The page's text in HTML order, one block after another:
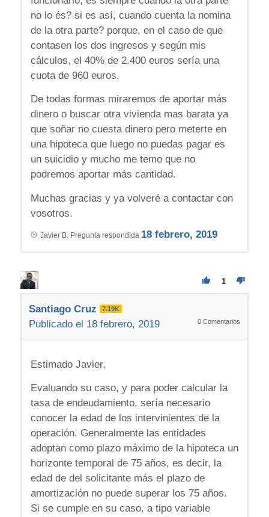
no lo és? si es así, cuando cuenta la nomina
de la otra parte? porque, en el caso de que
contasen los dos ingresos y según mis
cálculos, el 40% de 2.400 euros sería una
cuota de 960 euros.
De todas formas miraremos de aportar más
dinero o buscar otra vivienda mas barata ya
que soñar no cuesta dinero pero meterte en
una hipoteca que luego no puedas pagar es
un suicidio y mucho me temo que no
podremos aportar más cantidad.
Muchas gracias y ya volveré a contactar con
vosotros.
Javier B. Pregunta respondida 18 febrero, 2019
1
Santiago Cruz 7.19K
Publicado el 18 febrero, 2019 0 Comentarios
Estimado Javier,
Evaluando su caso, y para poder calcular la
tasa de endeudamiento, sería necesario
conocer la edad de los intervinientes de la
operación. Generalmente las entidades
adoptan como plazo máximo de la hipoteca un
horizonte temporal de 75 años, es decir, la
edad de del solicitante más el plazo de
amortización no puede superar los 75 años.
Si se cumple en su caso, a tipo variable